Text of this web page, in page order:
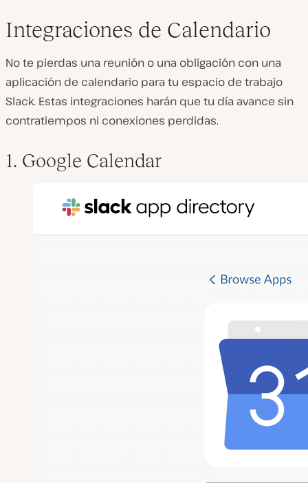
Integraciones de Calendario
No te pierdas una reunión o una obligación con una
aplicación de calendario para tu espacio de trabajo
Slack. Estas integraciones harán que tu día avance sin
contratiempos ni conexiones perdidas.
1. Google Calendar